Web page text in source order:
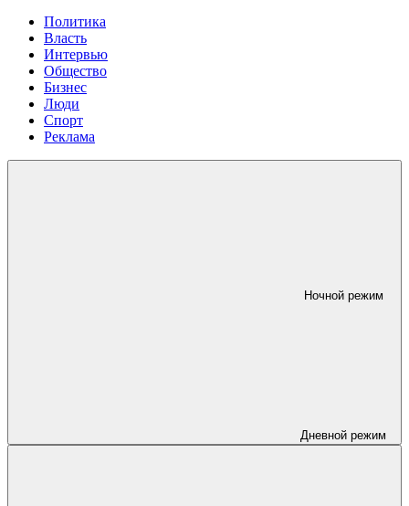
Политика
Власть
Интервью
Общество
Бизнес
Люди
Спорт
Реклама
Ночной режим
Дневной режим